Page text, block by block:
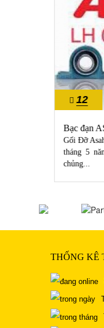
12
10/2022
Bạc đạn
Gối Đỡ
tháng 5
chủng...
THỐNG KÊ